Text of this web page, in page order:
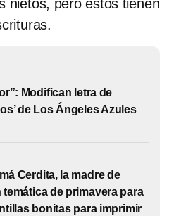
nietos, pero estos tienen
Modifican letra de
de Los Ángeles Azules
Cerdita, la madre de
temática de primavera para
bonitas para imprimir